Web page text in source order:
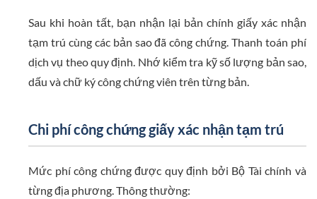
Sau khi hoàn tất, bạn nhận lại bản chính giấy xác nhận
tạm trú cùng các bản sao đã công chứng. Thanh toán phí
dịch vụ theo quy định. Nhớ kiểm tra kỹ số lượng bản sao,
dấu và chữ ký công chứng viên trên từng bản.
Chi phí công chứng giấy xác nhận tạm trú
Mức phí công chứng được quy định bởi Bộ Tài chính và
từng địa phương. Thông thường: